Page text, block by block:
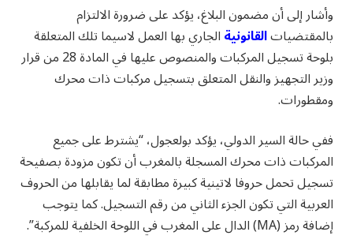
وأشار إلى أن مضمون البلاغ، يؤكد على ضرورة الالتزام
بالمقتضياتالقانونيةالجاري بها العمل لاسيما تلك المتعلقة
بلوحة تسجيل المركبات والمنصوص عليها في المادة 28 من قرار
وزير التجهيز والنقل المتعلق بتسجيل مركبات ذات محرك
ومقطورات.
ففي حالة السير الدولي، يؤكد بولعجول، “يشترط على جميع
المركبات ذات محرك المسجلة بالمغرب أن تكون مزودة بصفيحة
تسجيل تحمل حروفا لاتينية كبيرة مطابقة لما يقابلها من الحروف
العربية التي تكون الجزء الثاني من رقم التسجيل. كما يتوجب
إضافة رمز (MA) الدال على المغرب في اللوحة الخلفية للمركبة”.